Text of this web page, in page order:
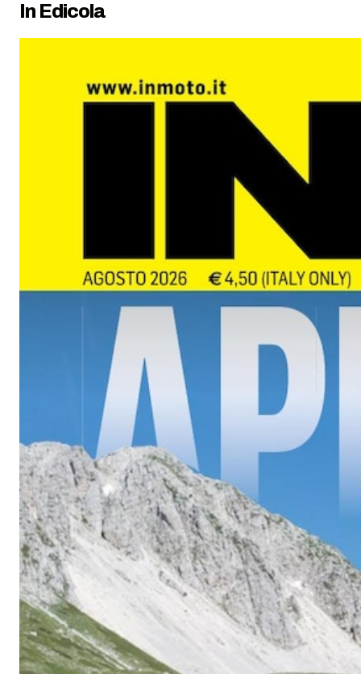
In Edicola